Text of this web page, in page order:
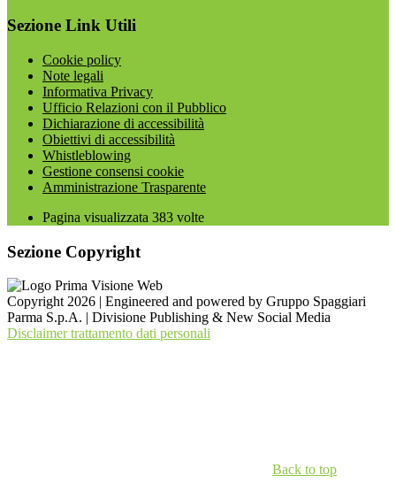
Sezione Link Utili
Cookie policy
Note legali
Informativa Privacy
Ufficio Relazioni con il Pubblico
Dichiarazione di accessibilità
Obiettivi di accessibilità
Whistleblowing
Gestione consensi cookie
Amministrazione Trasparente
Pagina visualizzata 383 volte
Sezione Copyright
Copyright 2026 | Engineered and powered by Gruppo Spaggiari
Parma S.p.A. | Divisione Publishing & New Social Media
Disclaimer trattamento dati personali
Back to top